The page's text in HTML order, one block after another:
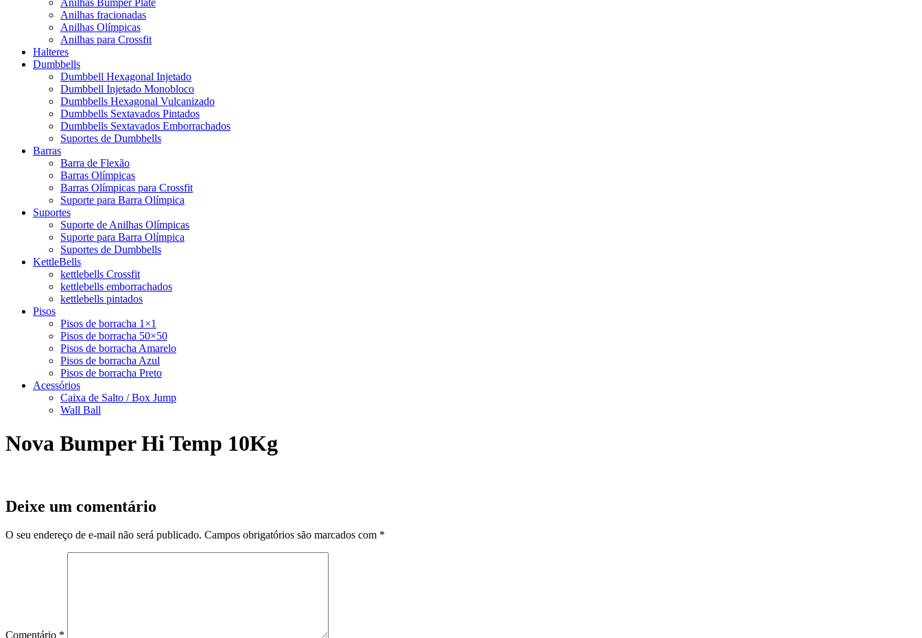
Anilhas fracionadas
Anilhas Olímpicas
Anilhas para Crossfit
Halteres
Dumbbells
Dumbbell Hexagonal Injetado
Dumbbell Injetado Monobloco
Dumbbells Hexagonal Vulcanizado
Dumbbells Sextavados Pintados
Dumbbells Sextavados Emborrachados
Suportes de Dumbbells
Barras
Barra de Flexão
Barras Olímpicas
Barras Olímpicas para Crossfit
Suporte para Barra Olímpica
Suportes
Suporte de Anilhas Olímpicas
Suporte para Barra Olímpica
Suportes de Dumbbells
KettleBells
kettlebells Crossfit
kettlebells emborrachados
kettlebells pintados
Pisos
Pisos de borracha 1×1
Pisos de borracha 50×50
Pisos de borracha Amarelo
Pisos de borracha Azul
Pisos de borracha Preto
Acessórios
Caixa de Salto / Box Jump
Wall Ball
Nova Bumper Hi Temp 10Kg
Deixe um comentário
O seu endereço de e-mail não será publicado. Campos obrigatórios são marcados com *
Comentário *